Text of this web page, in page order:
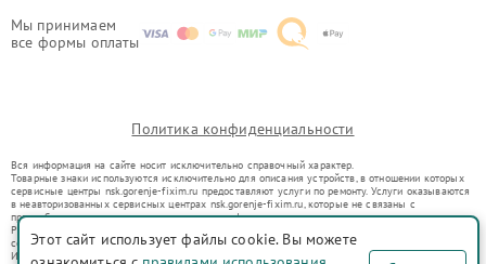
Мы принимаем
все формы оплаты
Политика конфиденциальности
Вся информация на сайте носит исключительно справочный характер.
Товарные знаки используются исключительно для описания устройств, в отношении которых
сервисные центры nsk.gorenje-fixim.ru предоставляют услуги по ремонту. Услуги оказываются
в неавторизованных сервисных центрах nsk.gorenje-fixim.ru, которые не связаны с
правообладателями товарных знаков или их официальными представителями.
Ремонт осуществляется для устройств, уже введенных в гражданский оборот в соответствии
со статьей 1487 ГК РФ.
Использование товарных знаков не преследует цели индивидуализации услуг или введения
Этот сайт использует файлы cookie. Вы можете